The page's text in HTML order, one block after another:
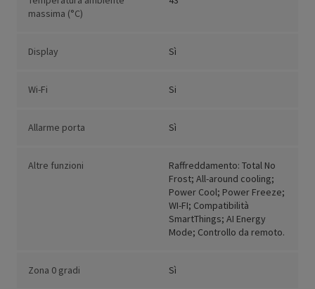
massima (°C)
Display Sì
Wi-Fi Si
Allarme porta Sì
Altre funzioni
Raffreddamento: Total No
Frost; All-around cooling;
Power Cool; Power Freeze;
WI-FI; Compatibilità
SmartThings; AI Energy
Mode; Controllo da remoto.
Zona 0 gradi Sì